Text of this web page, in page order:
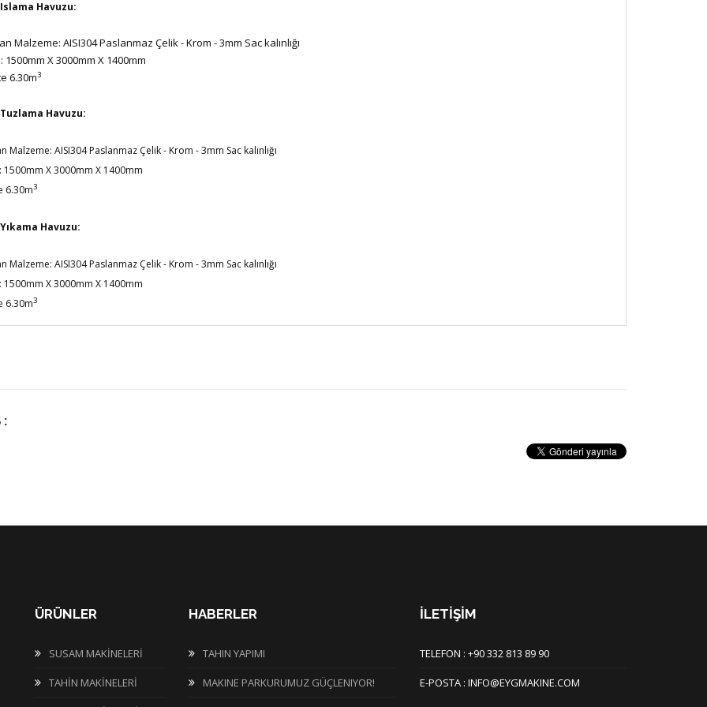
Havuzu:
Malzeme: AISI304 Paslanmaz Çelik - Krom - 3mm Sac kalınlığı
1500mm X 3000mm X 1400mm
6.30m3
Havuzu:
Malzeme: AISI304 Paslanmaz Çelik - Krom - 3mm Sac kalınlığı
1500mm X 3000mm X 1400mm
6.30m3
Havuzu:
Malzeme: AISI304 Paslanmaz Çelik - Krom - 3mm Sac kalınlığı
1500mm X 3000mm X 1400mm
6.30m3
:
ÜRÜNLER
SUSAM MAKİNELERİ
TAHİN MAKİNELERİ
HABERLER
TAHIN YAPIMI
MAKINE PARKURUMUZ GÜÇLENIYOR!
İLETİŞİM
TELEFON : +90 332 813 89 90
E-POSTA : INFO@EYGMAKINE.COM